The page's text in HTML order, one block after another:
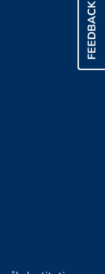
FEEDBACK